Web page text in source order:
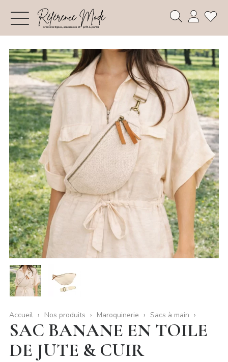
Accueil Nos produits Maroquinerie Sacs à main
SAC BANANE EN TOILE
DE JUTE & CUIR